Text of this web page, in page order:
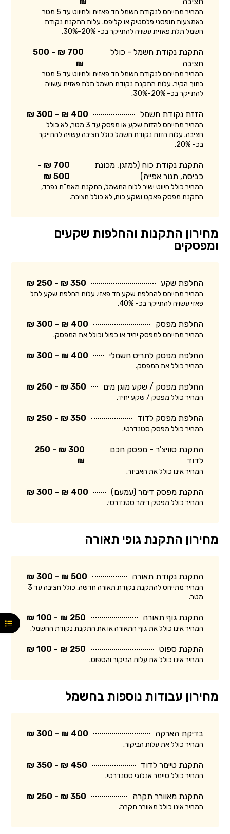
המחיר מתייחס לנקודת חשמל חד פאזית ולחיווט עד 5 מטר
באמצעות תופסני פלסטיק או קליפס. עלות התקנת נקודת
חשמל תלת פאזית עשויה להתייקר בכ- 20%-30%.
התקנת נקודת חשמל - כולל
חציבה
700 ₪ - 500
₪
המחיר מתייחס לנקודת חשמל חד פאזית ולחיווט עד 5 מטר
בתוך הקיר. עלות התקנת נקודת חשמל תלת פאזית עשויה
להתייקר בכ- 20%-30%.
הזזת נקודת חשמל 400 ₪ - 300 ₪
המחיר מתייחס להזזת שקע או מפסק עד 3 מטר, לא כולל
חציבה. עלות הזזת נקודת חשמל כולל חציבה עשויה להתייקר
בכ- 20%.
התקנת נקודת כוח (למזגן, מכונת
כביסה, תנור אפייה)
700 ₪ -
500 ₪
המחיר כולל חיווט ישיר ללוח החשמל, התקנת מאמ"ת נפרד,
התקנת מפסק פאקט ושקע כוח, לא כולל חציבה.
מחירון התקנות והחלפות שקעים
ומפסקים
החלפת שקע 350 ₪ - 250 ₪
המחיר מתייחס להחלפת שקע חד פאזי. עלות החלפת שקע לתל
פאזי עשויה להתייקר בכ- 40%.
החלפת מפסק 400 ₪ - 300 ₪
המחיר מתייחס למפסק יחיד או כפול וכולל את המפסק.
החלפת מפסק לתריס חשמלי 400 ₪ - 300 ₪
המחיר כולל את המפסק.
החלפת מפסק / שקע מוגן מים 350 ₪ - 250 ₪
המחיר כולל מפסק / שקע יחיד.
החלפת מפסק לדוד 350 ₪ - 250 ₪
המחיר כולל מפסק סטנדרטי.
התקנת סוויצ'ר - מפסק חכם
לדוד
300 ₪ - 250
₪
המחיר אינו כולל את האביזר.
התקנת מפסק דימר (עמעם) 400 ₪ - 300 ₪
המחיר כולל מפסק דימר סטנדרטי.
מחירון התקנת גופי תאורה
התקנת נקודת תאורה 500 ₪ - 300 ₪
המחיר מתייחס להתקנת נקודת תאורה חדשה, כולל חציבה עד 3
מטר.
התקנת גוף תאורה 250 ₪ - 100 ₪
המחיר אינו כולל את גוף התאורה או את התקנת נקודת החשמל.
התקנת ספוט 250 ₪ - 100 ₪
המחיר אינו כולל את עלות הביקור והספוט.
מחירון עבודות נוספות בחשמל
בדיקת הארקה 400 ₪ - 300 ₪
המחיר כולל את עלות הביקור.
התקנת טיימר לדוד 450 ₪ - 350 ₪
המחיר כולל טיימר אנלוגי סטנדרטי.
התקנת מאוורר תקרה 350 ₪ - 250 ₪
המחיר אינו כולל מאוורר תקרה.